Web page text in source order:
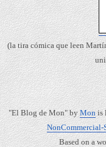
(la tira cómica que leen
"El Blog de Mon"byMonis
NonCommercial-
Based on a